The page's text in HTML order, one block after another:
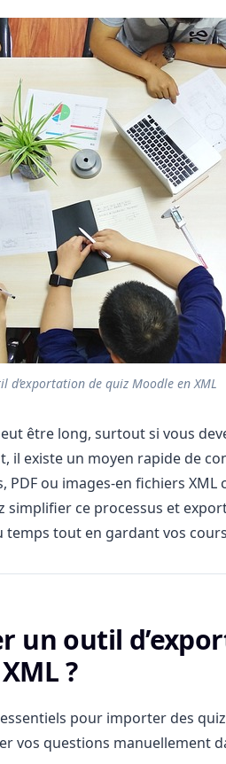
d’exportation de quiz Moodle en XML
être long, surtout si vous
il existe un moyen rapide de
PDF ou images-en fichiers
simplifier ce processus et
temps tout en gardant vos
un outil
?
pour importer des
vos questions manuellement